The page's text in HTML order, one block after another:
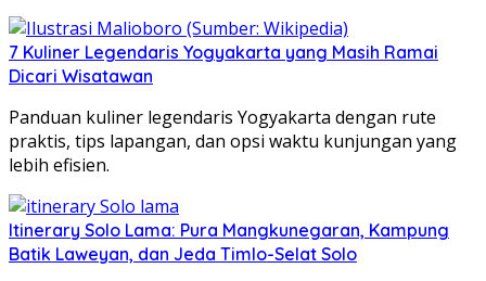
7 Kuliner Legendaris Yogyakarta yang Masih Ramai
Dicari Wisatawan
Panduan kuliner legendaris Yogyakarta dengan rute
praktis, tips lapangan, dan opsi waktu kunjungan yang
lebih efisien.
Itinerary Solo Lama: Pura Mangkunegaran, Kampung
Batik Laweyan, dan Jeda Timlo-Selat Solo